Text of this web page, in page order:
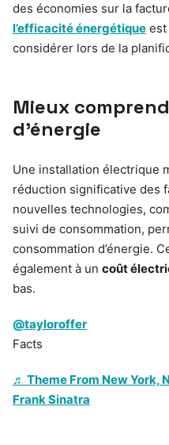
des économies sur la
l’efficacité énergétique est
considérer lors de la
Mieux
d’énergie
Une installation électrique
réduction significative des
nouvelles technologies,
suivi de consommation,
consommation d’énergie.
également à un coût
bas.
@tayloroffer
Facts
♬ Theme From New York,
Frank Sinatra